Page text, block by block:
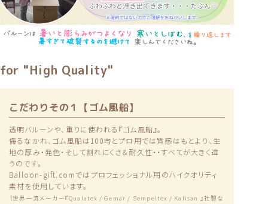
for "High Quality"
こだわりその１【ゴム風船】
透明バルーンや、重りに使われる『ゴム風船』。
侮るなかれ、ゴム風船は100均とプロ用では質感はもとより、生
地の厚み・発色・そして割れにくさ＆耐久性・・すべてが大きく違
うのです。
Balloon-gift.comではプロフェッショナル用のハイクオリティ
素材を使用しています。
（世界一流メーカー『Qualatex / Gemar / Sempeltex / Kalisan 』社製な